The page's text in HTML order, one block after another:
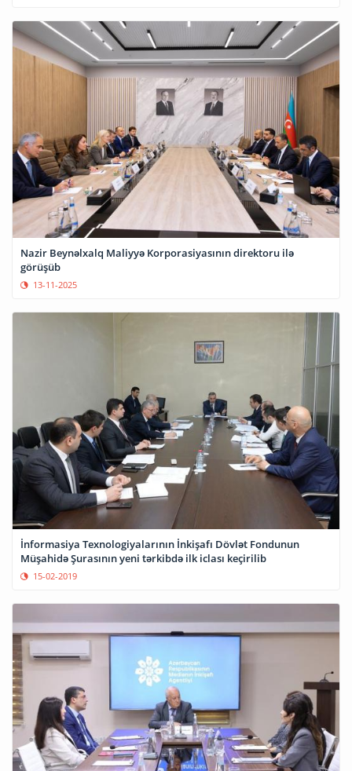
Nazir Beynəlxalq Maliyyə Korporasiyasının direktoru ilə
görüşüb
13-11-2025
İnformasiya Texnologiyalarının İnkişafı Dövlət Fondunun
Müşahidə Şurasının yeni tərkibdə ilk iclası keçirilib
15-02-2019